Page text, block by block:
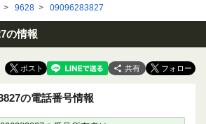
0120030277 08070224613
0769 0538678560 0120926483 05031876095
> 9628 > 09096283827
の情報
共有
の電話番号情報